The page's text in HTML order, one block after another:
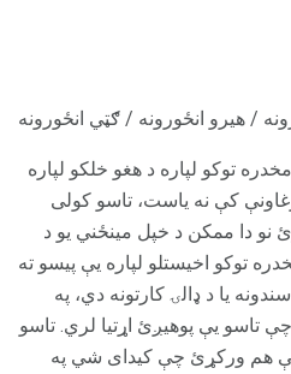
/ هیرو انځورونه / ګټي انځورونه
توکو لپاره د هغو خلکو لپاره
کې نه یاست، تاسو کولی
نو دا ممکن د خپل مینځني یو د
توکو اخیستلو لپاره یې پیسو ته
یا د ډالۍ کارتونه دي، په
تاسو یې پوهیږئ اړتیا لري. تاسو
هم ورکړئ چې کیدای شي په